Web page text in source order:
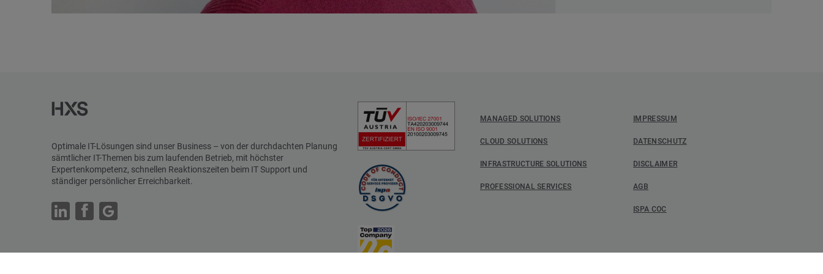
Optimale IT-Lösungen sind unser Business – von der durchdachten Planung
sämtlicher IT-Themen bis zum laufenden Betrieb, mit höchster
Expertenkompetenz, schnellen Reaktionszeiten beim IT Support und
ständiger persönlicher Erreichbarkeit.
MANAGED SOLUTIONS
CLOUD SOLUTIONS
INFRASTRUCTURE SOLUTIONS
PROFESSIONAL SERVICES
IMPRESSUM
DATENSCHUTZ
DISCLAIMER
AGB
ISPA COC